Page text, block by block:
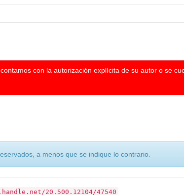
con la autorización explícita de su autor o se
a menos que se indique lo contrario.
20.500.12104/47540